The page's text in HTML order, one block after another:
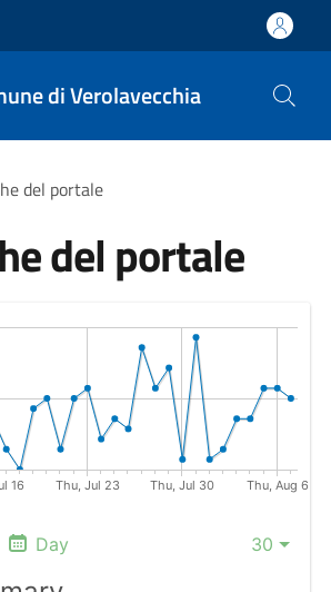
di Verolavecchia
pane
del portale
del portale